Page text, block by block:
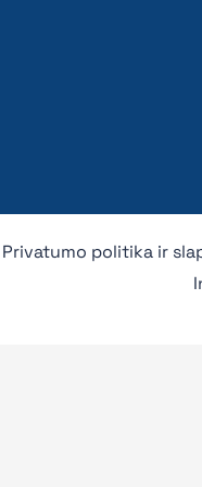
Privatumo politika ir